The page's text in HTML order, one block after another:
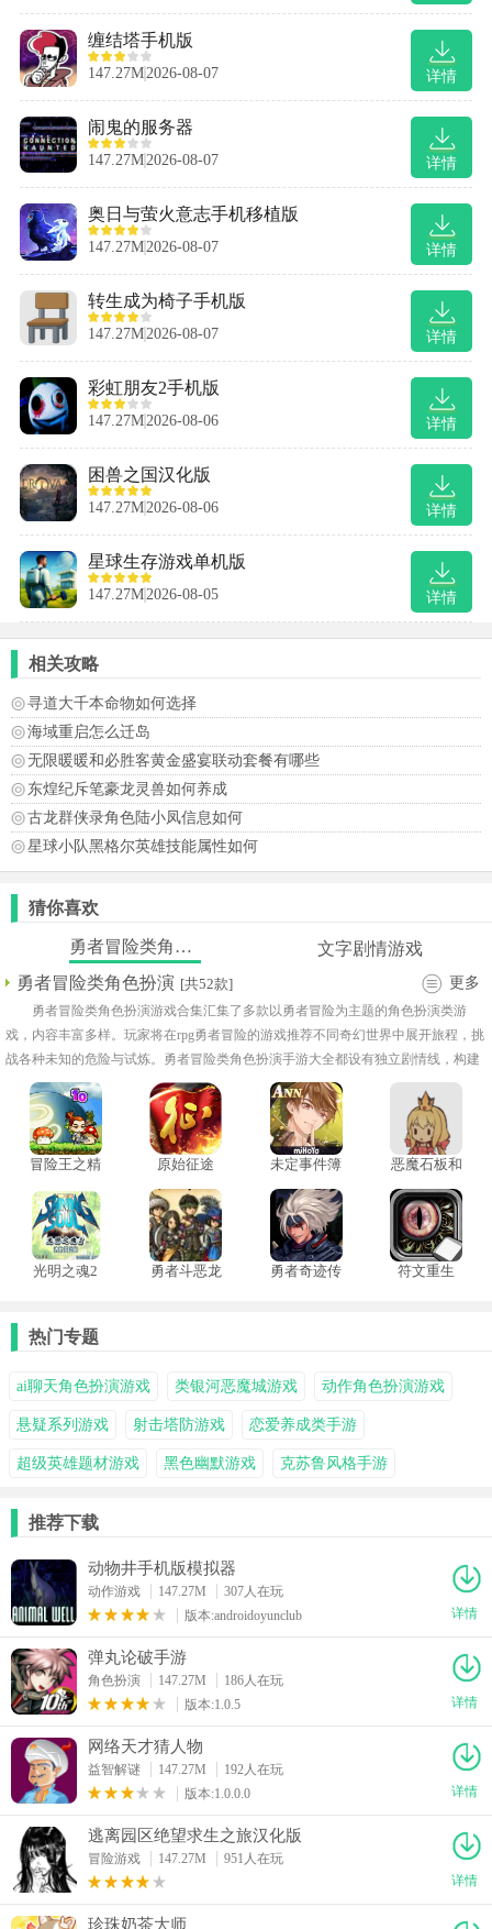
详情
缠结塔手机版
147.27M2026-08-07
详情
闹鬼的服务器
147.27M2026-08-07
详情
奥日与萤火意志手机移植版
147.27M2026-08-07
详情
转生成为椅子手机版
147.27M2026-08-07
详情
彩虹朋友2手机版
147.27M2026-08-06
详情
困兽之国汉化版
147.27M2026-08-06
详情
星球生存游戏单机版
147.27M2026-08-05
相关攻略
寻道大千本命物如何选择
海域重启怎么迁岛
无限暖暖和必胜客黄金盛宴联动套餐有哪些
东煌纪斥笔豪龙灵兽如何养成
古龙群侠录角色陆小凤信息如何
星球小队黑格尔英雄技能属性如何
猜你喜欢
勇者冒险类角色扮演
文字剧情游戏
勇者冒险类角色扮演 [共52款] 更多
勇者冒险类角色扮演游戏合集汇集了多款以勇者冒险为主题的角色扮演类游
戏，内容丰富多样。玩家将在rpg勇者冒险的游戏推荐不同奇幻世界中展开旅程，挑
战各种未知的危险与试炼。勇者冒险类角色扮演手游大全都设有独立剧情线，构建
出完整而连贯的冒险故事。角色成长系统丰富，可通过战斗与任务不断提升能力与
属性！
冒险王之精
版
原始征途
未定事件簿
恶魔石板和
移植版
光明之魂2
勇者斗恶龙
勇者奇迹传
符文重生
热门专题
ai聊天角色扮演游戏 类银河恶魔城游戏 动作角色扮演游戏
悬疑系列游戏 射击塔防游戏 恋爱养成类手游
超级英雄题材游戏 黑色幽默游戏 克苏鲁风格手游
推荐下载
动物井手机版模拟器
动作游戏 147.27M
307人在玩
版本:androidoyunclub
详情
弹丸论破手游
角色扮演 147.27M
186人在玩
版本:1.0.5
详情
网络天才猜人物
益智解谜 147.27M
192人在玩
版本:1.0.0.0
详情
逃离园区绝望求生之旅汉化版
冒险游戏 147.27M
951人在玩
详情
珍珠奶茶大师